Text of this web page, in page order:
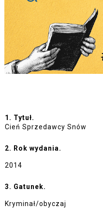
1. Tytuł.
Cień Sprzedawcy Snów
2. Rok wydania.
2014
3. Gatunek.
Kryminał/obyczaj